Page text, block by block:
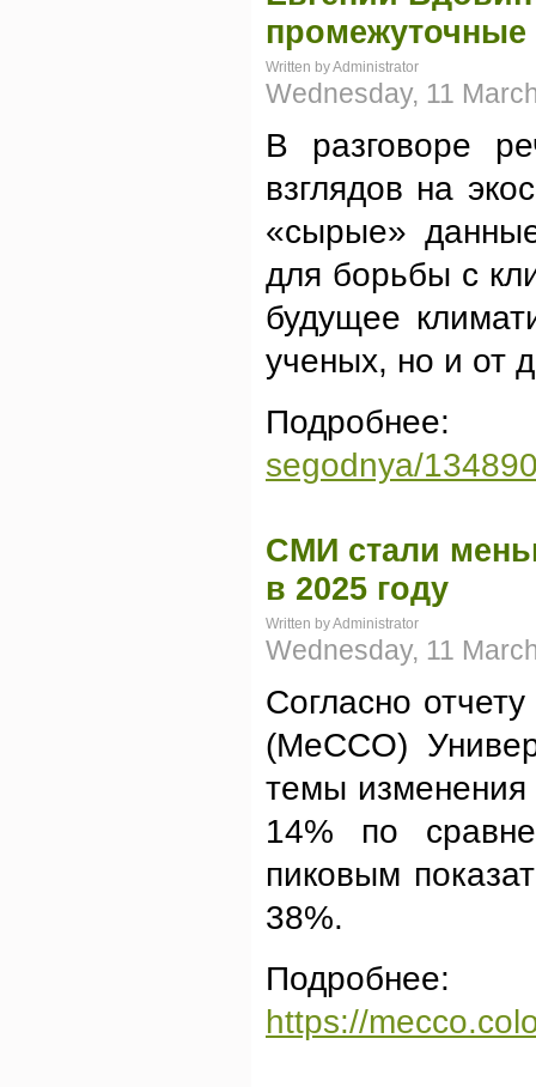
промежуточные
Written by Administrator
Wednesday, 11
В разговоре
взглядов на
«сырые»
для борьбы с
будущее
ученых, но и от
segodnya/
СМИ стали
в 2025 году
Written by Administrator
Wednesday, 11
Согласно
(MeCCO)
темы
14% по
пиковым
38%.
Подробнее:
https://